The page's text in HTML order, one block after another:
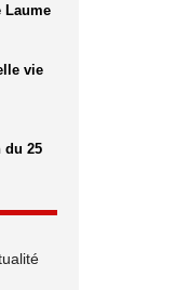
Laume
vie
du 25